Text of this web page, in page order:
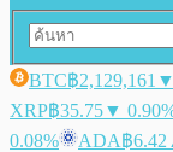
BTC฿2,129,161
XRP฿35.75▼
0.08%
ADA฿6.42